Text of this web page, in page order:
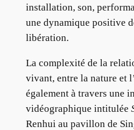
installation, son,
une dynamique positive
libération.
La complexité de la
vivant, entre la nature et
également à travers une
vidéographique intitulée
Renhui au pavillon de